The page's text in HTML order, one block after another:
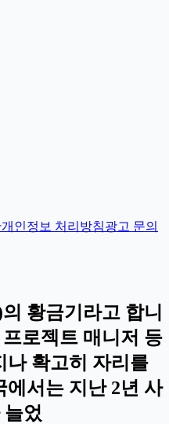
개인정보 처리방침광고 문의
황금기라고 합니
로젝트 매니저 등
나 확고히 자리를
에서는 지난 2년 사
었